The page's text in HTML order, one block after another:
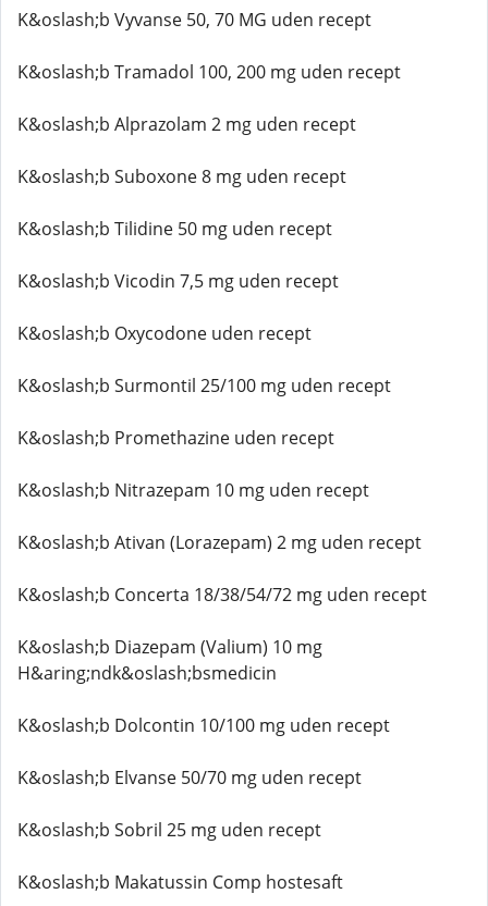
K&oslash;b Vyvanse 50, 70 MG uden recept
K&oslash;b Tramadol 100, 200 mg uden recept
K&oslash;b Alprazolam 2 mg uden recept
K&oslash;b Suboxone 8 mg uden recept
K&oslash;b Tilidine 50 mg uden recept
K&oslash;b Vicodin 7,5 mg uden recept
K&oslash;b Oxycodone uden recept
K&oslash;b Surmontil 25/100 mg uden recept
K&oslash;b Promethazine uden recept
K&oslash;b Nitrazepam 10 mg uden recept
K&oslash;b Ativan (Lorazepam) 2 mg uden recept
K&oslash;b Concerta 18/38/54/72 mg uden recept
K&oslash;b Diazepam (Valium) 10 mg
H&aring;ndk&oslash;bsmedicin
K&oslash;b Dolcontin 10/100 mg uden recept
K&oslash;b Elvanse 50/70 mg uden recept
K&oslash;b Sobril 25 mg uden recept
K&oslash;b Makatussin Comp hostesaft